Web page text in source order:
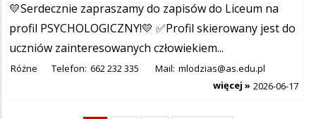
💛Serdecznie zapraszamy do zapisów do Liceum na
profil PSYCHOLOGICZNY!💛 ✅Profil skierowany jest do
uczniów zainteresowanych człowiekiem...
Różne Telefon: 662 232 335 Mail: mlodzias@as.edu.pl
2026-06-17
więcej »